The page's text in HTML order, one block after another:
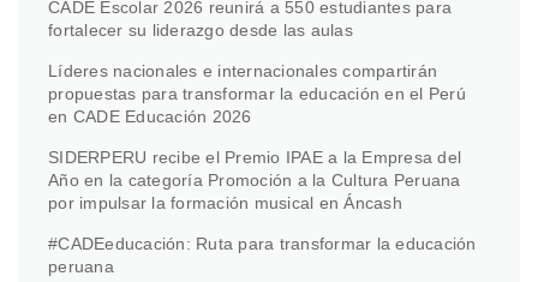
CADE Escolar 2026 reunirá a 550 estudiantes para
fortalecer su liderazgo desde las aulas
Líderes nacionales e internacionales compartirán
propuestas para transformar la educación en el Perú
en CADE Educación 2026
SIDERPERU recibe el Premio IPAE a la Empresa del
Año en la categoría Promoción a la Cultura Peruana
por impulsar la formación musical en Áncash
#CADEeducación: Ruta para transformar la educación
peruana